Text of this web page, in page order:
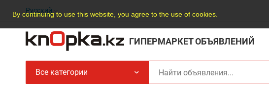
By continuing to use this website, you agree to the use of cookies.
Русский
ГИПЕРМАРКЕТ ОБЪЯВЛЕНИЙ
Все категории